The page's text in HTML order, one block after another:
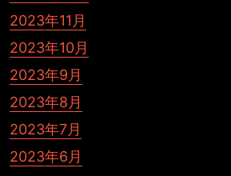
2023年11月
2023年10月
2023年9月
2023年8月
2023年7月
2023年6月